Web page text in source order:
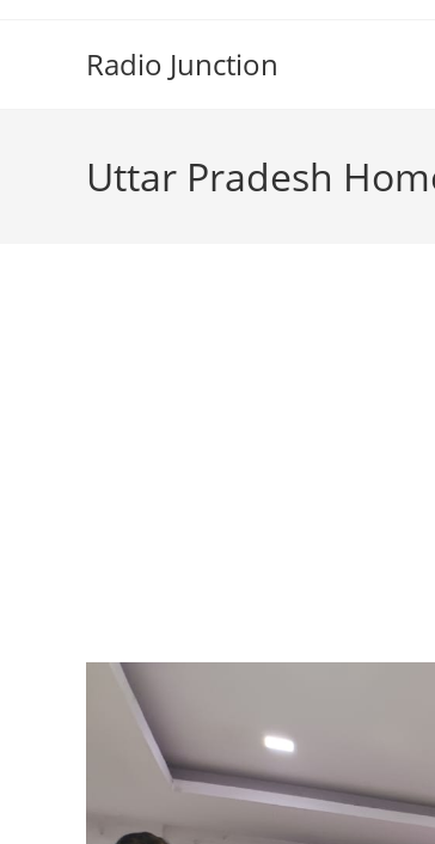
Radio Junction
Uttar Pradesh